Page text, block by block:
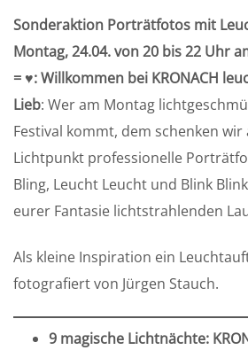
Sonderaktion Porträtfotos mit
Montag, 24.04. von 20 bis 22 Uhr
= ♥: Willkommen bei KRONACH
Lieb: Wer am Montag
Festival kommt, dem schenken
Lichtpunkt professionelle
Bling, Leucht Leucht und Blink
eurer Fantasie lichtstrahlenden
Als kleine Inspiration ein
fotografiert von Jürgen Stauch.
9 magische Lichtnächte: